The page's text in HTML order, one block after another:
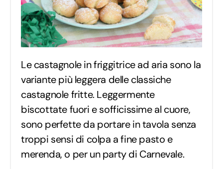
Le castagnole in friggitrice ad aria sono la
variante più leggera delle classiche
castagnole fritte. Leggermente
biscottate fuori e sofficissime al cuore,
sono perfette da portare in tavola senza
troppi sensi di colpa a fine pasto e
merenda, o per un party di Carnevale.